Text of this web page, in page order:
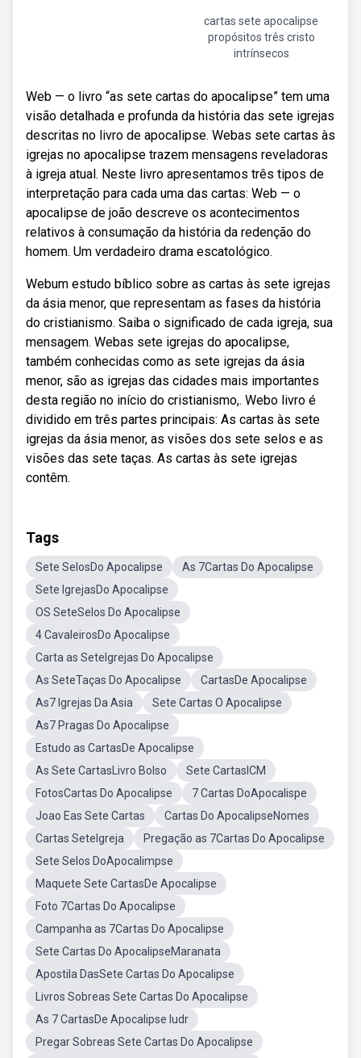
cartas sete apocalipse
propósitos três cristo
intrínsecos
Web — o livro “as sete cartas do apocalipse” tem uma
visão detalhada e profunda da história das sete igrejas
descritas no livro de apocalipse. Webas sete cartas às
igrejas no apocalipse trazem mensagens reveladoras
à igreja atual. Neste livro apresentamos três tipos de
interpretação para cada uma das cartas: Web — o
apocalipse de joão descreve os acontecimentos
relativos à consumação da história da redenção do
homem. Um verdadeiro drama escatológico.
Webum estudo bíblico sobre as cartas às sete igrejas
da ásia menor, que representam as fases da história
do cristianismo. Saiba o significado de cada igreja, sua
mensagem. Webas sete igrejas do apocalipse,
também conhecidas como as sete igrejas da ásia
menor, são as igrejas das cidades mais importantes
desta região no início do cristianismo,. Webo livro é
dividido em três partes principais: As cartas às sete
igrejas da ásia menor, as visões dos sete selos e as
visões das sete taças. As cartas às sete igrejas
contêm.
Tags
Sete SelosDo Apocalipse
As 7Cartas Do Apocalipse
Sete IgrejasDo Apocalipse
OS SeteSelos Do Apocalipse
4 CavaleirosDo Apocalipse
Carta as SeteIgrejas Do Apocalipse
As SeteTaças Do Apocalipse
CartasDe Apocalipse
As7 Igrejas Da Asia
Sete Cartas O Apocalipse
As7 Pragas Do Apocalipse
Estudo as CartasDe Apocalipse
As Sete CartasLivro Bolso
Sete CartasICM
FotosCartas Do Apocalipse
7 Cartas DoApocalispe
Joao Eas Sete Cartas
Cartas Do ApocalipseNomes
Cartas SeteIgreja
Pregação as 7Cartas Do Apocalipse
Sete Selos DoApocalimpse
Maquete Sete CartasDe Apocalipse
Foto 7Cartas Do Apocalipse
Campanha as 7Cartas Do Apocalipse
Sete Cartas Do ApocalipseMaranata
Apostila DasSete Cartas Do Apocalipse
Livros Sobreas Sete Cartas Do Apocalipse
As 7 CartasDe Apocalipse Iudr
Pregar Sobreas Sete Cartas Do Apocalipse